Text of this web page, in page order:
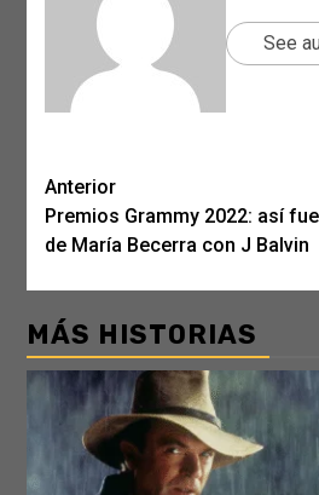
See
Post
navigation
Anterior
Premios Grammy 2022: así
de María Becerra con J Balvin
MÁS HISTORIAS